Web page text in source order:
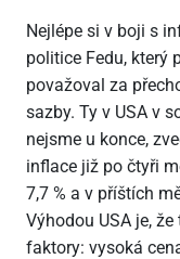
Nejlépe si v boji s
politice Fedu, který
považoval za
sazby. Ty v USA v
nejsme u konce,
inflace již po čtyři
7,7 % a v příštích
Výhodou USA je,
faktory: vysoká